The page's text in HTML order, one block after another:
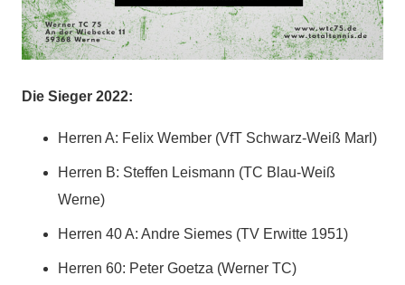
Die Sieger 2022:
Herren A: Felix Wember (VfT Schwarz-Weiß Marl)
Herren B: Steffen Leismann (TC Blau-Weiß
Werne)
Herren 40 A: Andre Siemes (TV Erwitte 1951)
Herren 60: Peter Goetza (Werner TC)